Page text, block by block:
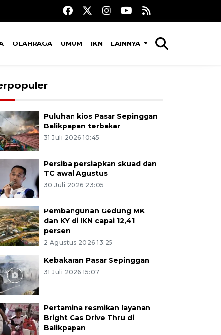
OLAHRAGA UMUM IKN LAINNYA
Puluhan kios Pasar Sepinggan
Balikpapan terbakar
31 Juli 2026 10:45
Persiba persiapkan skuad dan
TC awal Agustus
30 Juli 2026 23:05
Pembangunan Gedung MK
dan KY di IKN capai 12,41
persen
2 Agustus 2026 13:25
Kebakaran Pasar Sepinggan
31 Juli 2026 15:07
Pertamina resmikan layanan
Bright Gas Drive Thru di
Balikpapan